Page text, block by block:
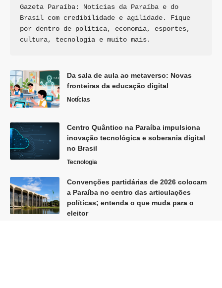
Gazeta Paraíba: Notícias da Paraíba e do
Brasil com credibilidade e agilidade. Fique
por dentro de política, economia, esportes,
cultura, tecnologia e muito mais.
Da sala de aula ao metaverso: Novas
fronteiras da educação digital
Notícias
Centro Quântico na Paraíba impulsiona
inovação tecnológica e soberania digital
no Brasil
Tecnologia
Convenções partidárias de 2026 colocam
a Paraíba no centro das articulações
políticas; entenda o que muda para o
eleitor